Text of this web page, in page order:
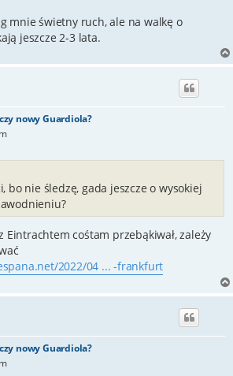
mnie świetny ruch, ale na walkę o
jeszcze 2-3 lata.
nowy Guardiola?
bo nie śledzę, gada jeszcze o wysokiej
Eintrachtem cośtam przebąkiwał, zależy
2022/04 ... -frankfurt
nowy Guardiola?